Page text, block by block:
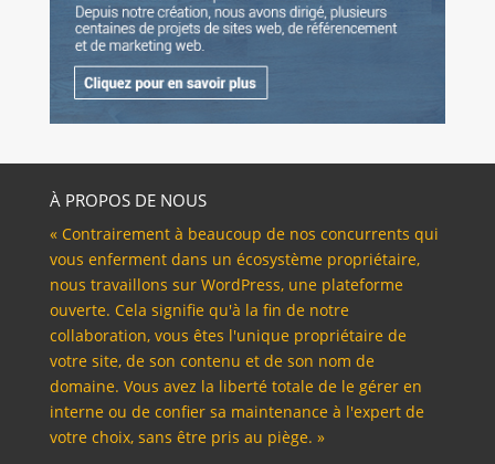
À PROPOS DE NOUS
« Contrairement à beaucoup de nos concurrents qui
vous enferment dans un écosystème propriétaire,
nous travaillons sur WordPress, une plateforme
ouverte. Cela signifie qu'à la fin de notre
collaboration, vous êtes l'unique propriétaire de
votre site, de son contenu et de son nom de
domaine. Vous avez la liberté totale de le gérer en
interne ou de confier sa maintenance à l'expert de
votre choix, sans être pris au piège. »